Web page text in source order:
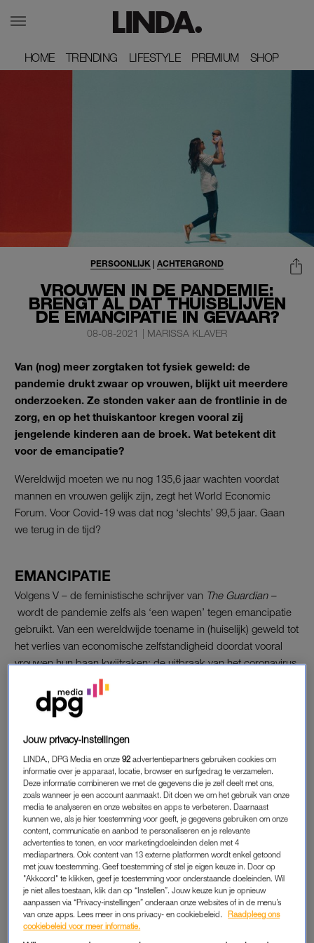
HOME
HOME TRENDING
TRENDING LIFESTYLE
LIFESTYLE PREMIUM
PREMIUM SHOP
SHOP
VROUWEN IN DE PANDEMIE:
BRENGT AL DAT THUISBLIJVEN
DE EMANCIPATIE IN GEVAAR?
PERSOONLIJK | ACHTERGROND
08-08-2021 | MARISSA KLAVER
Van (nog) meer zorgtaken tot fysiek geweld: de
pandemie drukt zwaar op vrouwen, blijkt uit meerdere
onderzoeken. Ze stonden vaker aan de frontlinie in de
zorg, en op het thuiskantoor kregen vooral zij
jengelende kinderen aan de broek. Wat betekent dit
voor de emancipatie?
Wereldwijd moeten we nu nog 135,6 jaar wachten voordat
mannen en vrouwen gelijk zijn, zegt het World Economic
Forum. Voor Covid-19 was dat nog ‘slechts’ 99,5 jaar. Gaan
we terug in de tijd?
EMANCIPATIE
Volgens V – de feministische schrijver van The Guardian–
wordt de pandemie zelfs als ‘een wapen’ tegen emancipatie
gebruikt. Van een wereldwijde toename in (huiselijk) geweld tot
het verlies van economische zelfstandigheid doordat vooral
vrouwen hun baan kwijtraken: de uitbraak van het coronavirus
creëert volgens V een ‘
vrouwenrechten razendsnel worden afgenomen. Tijd om terug
te vechten, zegt ze dan ook.
Nu baseert V zich met name op de ervaringen van activisten
over de hele wereld, maar ook de cijfers liegen er niet om.
Afgelopen jaar verloren vooral vrouwen – 54 miljoen – hun
baan, rapporteren de Verenigde Naties vorige maand. De
verwachting is dat er dit jaar 13 miljoen vrouwen minder aan
het werk zijn dan in 2019. En hoewel het aantal meldingen
ongeveer gelijk bleef, stelt het Landelijk Netwerk Veilig Thuis
vast dat huiselijk geweld in Nederlandheftiger en acuter is
tijdens lockdowns .
HUISHOUDEN
Jouw privacy-instellingen
LINDA., DPG Media en onze92 advertentiepartners gebruiken cookies om
informatie over je apparaat, locatie, browser en surfgedrag te verzamelen.
Deze informatie combineren we met de gegevens die je zelf deelt met ons,
zoals wanneer je een account aanmaakt. Dit doen we om het gebruik van onze
media te analyseren en onze websites en apps te verbeteren. Daarnaast
kunnen we, als je hier toestemming voor geeft, je gegevens gebruiken om onze
content, communicatie en aanbod te personaliseren en je relevante
advertenties te tonen, en voor marketingdoeleinden delen met 4
mediapartners. Ook content van 13 externe platformen wordt enkel getoond
met jouw toestemming. Geef toestemming of stel je eigen keuze in. Door op
"Akkoord" te klikken, geef je toestemming voor onderstaande doeleinden. Wil
je niet alles toestaan, klik dan op “Instellen”. Jouw keuze kun je opnieuw
aanpassen via “Privacy-instellingen” onderaan onze websites of in de menu’s
van onze apps. Lees meer in ons privacy- en cookiebeleid.
Raadpleeg ons
cookiebeleid voor meer informatie.